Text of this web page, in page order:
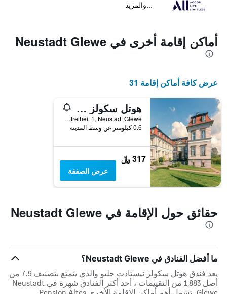
...والمزيد
أماكن إقامة أخرى في Neustadt Glewe
عرض كافة أماكن إقامة 31
هوتل سكولز نيستادت جليو
Schlossfreiheit 1, Neustadt Glewe, مكلنبورغ فوربومرن, ألمانيا
0.6 كيلومتر عن وسط المدينة
317 ﷼
عرض الصفقة
حقائق حول الإقامة في Neustadt Glewe
ما أفضل الفنادق في Neustadt Glewe؟
يعد فندق هوتل سكولز نيستادت جليو والذي يتمتع بتصنيف 7.9 من
أصل 1,883 من التقييمات ، أحد أكثر الفنادق شهرة في Neustadt